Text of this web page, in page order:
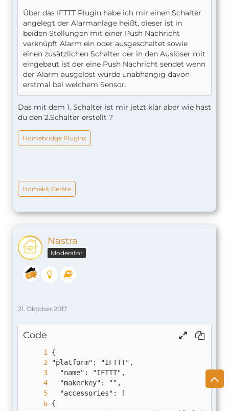
Über das IFTTT Plugin habe ich mir einen Schalter
angelegt der Alarmanlage heißt, dieser ist in
beiden Stellungen mit einer Push Nachricht
verknüpft Alarm ein oder ausgeschaltet sowie
einen zusätzlichen Schalter der in den Auslöser mit
eingebaut ist der eine Push Nachricht sendet wenn
der Alarm ausgelöst wurde unabhängig davon
erstmal bei welchem Sensor.
Das mit dem 1. Schalter ist mir jetzt klar aber wie hast
du den 2.Schalter erstellt ?
Homebridge Plugins
Homekit Geräte
Nastra
Moderator
21. Oktober 2017
Code